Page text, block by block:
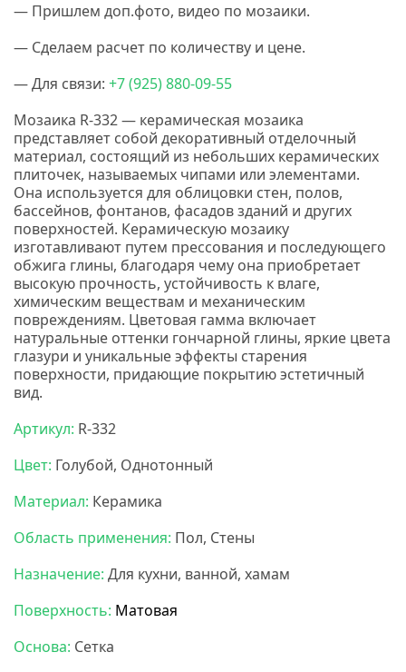
— Пришлем доп.фото, видео по мозаики.
— Сделаем расчет по количеству и цене.
— Для связи: +7(925) 880-09-55
Мозаика R-332 — керамическая мозаика
представляет собой декоративный отделочный
материал, состоящий из небольших керамических
плиточек, называемых чипами или элементами.
Она используется для облицовки стен, полов,
бассейнов, фонтанов, фасадов зданий и других
поверхностей. Керамическую мозаику
изготавливают путем прессования и последующего
обжига глины, благодаря чему она приобретает
высокую прочность, устойчивость к влаге,
химическим веществам и механическим
повреждениям. Цветовая гамма включает
натуральные оттенки гончарной глины, яркие цвета
глазури и уникальные эффекты старения
поверхности, придающие покрытию эстетичный
вид.
Артикул: R-332
Цвет: Голубой, Однотонный
Материал: Керамика
Область применения: Пол, Стены
Назначение: Для кухни, ванной, хамам
Поверхность: Матовая
Основа: Сетка